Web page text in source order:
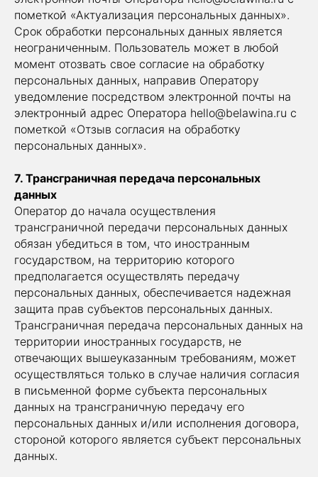
пометкой «Актуализация персональных данных».
Срок обработки персональных данных является
неограниченным. Пользователь может в любой
момент отозвать свое согласие на обработку
персональных данных, направив Оператору
уведомление посредством электронной почты на
электронный адрес Оператора hello@belawina.ru с
пометкой «Отзыв согласия на обработку
персональных данных».
7. Трансграничная передача персональных
данных
Оператор до начала осуществления
трансграничной передачи персональных данных
обязан убедиться в том, что иностранным
государством, на территорию которого
предполагается осуществлять передачу
персональных данных, обеспечивается надежная
защита прав субъектов персональных данных.
Трансграничная передача персональных данных на
территории иностранных государств, не
отвечающих вышеуказанным требованиям, может
осуществляться только в случае наличия согласия
в письменной форме субъекта персональных
данных на трансграничную передачу его
персональных данных и/или исполнения договора,
стороной которого является субъект персональных
данных.